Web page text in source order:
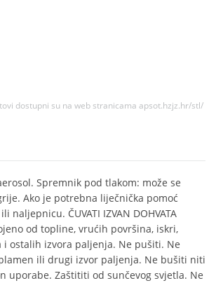
dostupni su na web stranicama apsot.hzjz.hr/stl/
Spremnik pod tlakom: može se
Ako je potrebna liječnička pomoć
naljepnicu. ČUVATI IZVAN DOHVATA
od topline, vrućih površina, iskri,
ostalih izvora paljenja. Ne pušiti. Ne
ili drugi izvor paljenja. Ne bušiti niti
uporabe. Zaštititi od sunčevog svjetla. Ne